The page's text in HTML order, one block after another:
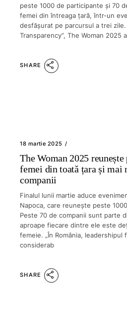
peste 1000 de participante și 70
femei din întreaga țară, într-un
desfășurat pe parcursul a trei zile.
Transparency”, The Woman 2025
SHARE
18 martie 2025
The Woman 2025 reunește
femei din toată țara și mai
companii
Finalul lunii martie aduce
Napoca, care reunește peste
Peste 70 de companii sunt parte
aproape fiecare dintre ele este
femeie. „În România, leadershipul
considerab
SHARE